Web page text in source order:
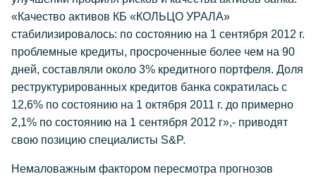
«Качество активов КБ «КОЛЬЦО УРАЛА»
стабилизировалось: по состоянию на 1 сентября 2012 г.
проблемные кредиты, просроченные более чем на 90
дней, составляли около 3% кредитного портфеля. Доля
реструктурированных кредитов банка сократилась с
12,6% по состоянию на 1 октября 2011 г. до примерно
2,1% по состоянию на 1 сентября 2012 г»,- приводят
свою позицию специалисты S&P.
Немаловажным фактором пересмотра прогнозов